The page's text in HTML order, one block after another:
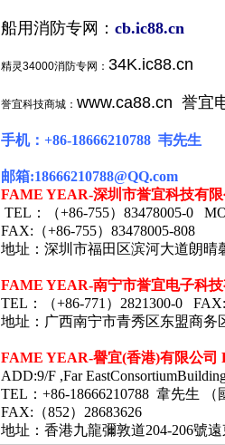
船用消防专网： cb.ic88.cn
精灵34000消防专网： 34K.ic88.cn
誉宜科技商城： www.ca88.cn 誉宜
手机： +86-18666210788 韦先生
邮箱:18666210788@QQ.com
FAME YEAR-深圳市誉宜科技有
TEL ：（+86-755） 83478005-0
FAX: （+86-755） 83478005-808
地址：深圳市福田区滨河大道朗晴
FAME YEAR-南宁市誉宜电子科
TEL ：（+86-771 ） 2821300-0 FAX:
地址：广西南宁市青秀区东盟商务
FAME YEAR-譽宜(香港)有限公司
ADD:9/F ,Far
TEL：+86-18666210788 韋先生
FAX:（852）28683626
地址：香港九龍彌敦道204-206號